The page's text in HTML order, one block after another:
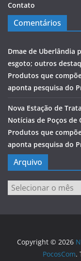
Contato
Comentários
Dmae de Uberlândia
esgoto; outros
Produtos que
aponta pesquisa do
Nova Estação de
Notícias de Poços de
Produtos que
aponta pesquisa do
Arquivo
Arquivo
Copyright © 2026
PocosCom.